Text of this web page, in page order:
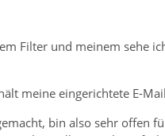
Filter und meinem sehe
meine eingerichtete E-
bin also sehr offen